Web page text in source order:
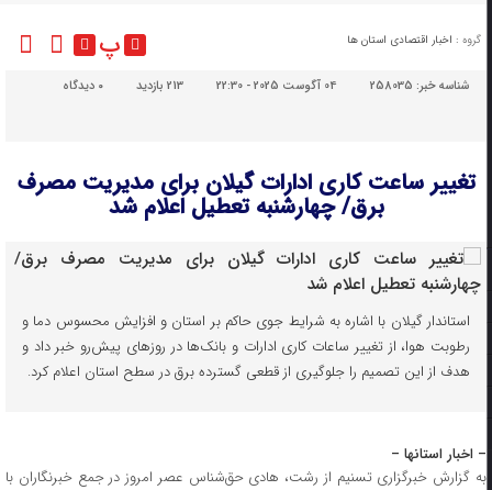
گروه : اخبار اقتصادی استان ها پ
شناسه خبر:258035 04 آگوست 2025 - 22:30 213 بازدید دیدگاه
تغییر ساعت کاری ادارات گیلان برای مدیریت مصرف
برق/ چهارشنبه تعطیل اعلام شد
استاندار گیلان با اشاره به شرایط جوی حاکم بر استان و افزایش محسوس دما و
رطوبت هوا، از تغییر ساعات کاری ادارات و بانک‌ها در روزهای پیش‌رو خبر داد و
هدف از این تصمیم را جلوگیری از قطعی گسترده برق در سطح استان اعلام کرد.
– اخبار استانها –
به گزارش خبرگزاری تسنیم از رشت، هادی حق‌شناس عصر امروز در جمع خبرنگاران با